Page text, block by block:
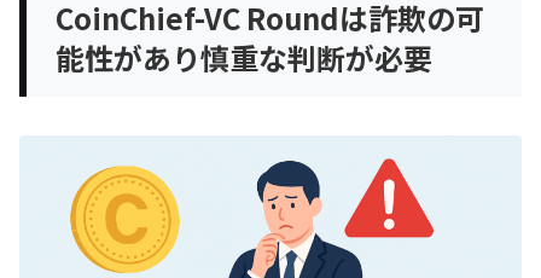
はならない
運営主体が分かりにくい点には注意が必要
利用前には次の点を確認しておきたい
CoinChief-VC Roundの返金相談に関する声と出金トラ
CoinChief-VC Roundは詐欺の可
能性があり慎重な判断が必要